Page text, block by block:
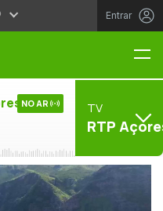
Entrar
NO AR TV
RTP